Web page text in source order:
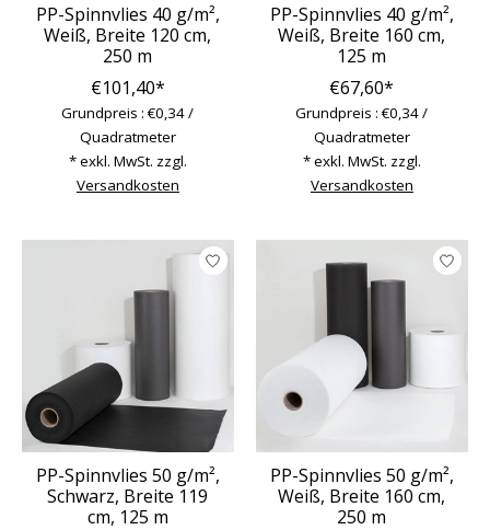
PP-Spinnvlies 40 g/m²,
Weiß, Breite 120 cm,
250 m
€101,40*
Grundpreis : €0,34 /
Quadratmeter
* exkl. MwSt. zzgl.
Versandkosten
PP-Spinnvlies 40 g/m²,
Weiß, Breite 160 cm,
125 m
€67,60*
Grundpreis : €0,34 /
Quadratmeter
* exkl. MwSt. zzgl.
Versandkosten
PP-Spinnvlies 50 g/m²,
Schwarz, Breite 119
cm, 125 m
PP-Spinnvlies 50 g/m²,
Weiß, Breite 160 cm,
250 m